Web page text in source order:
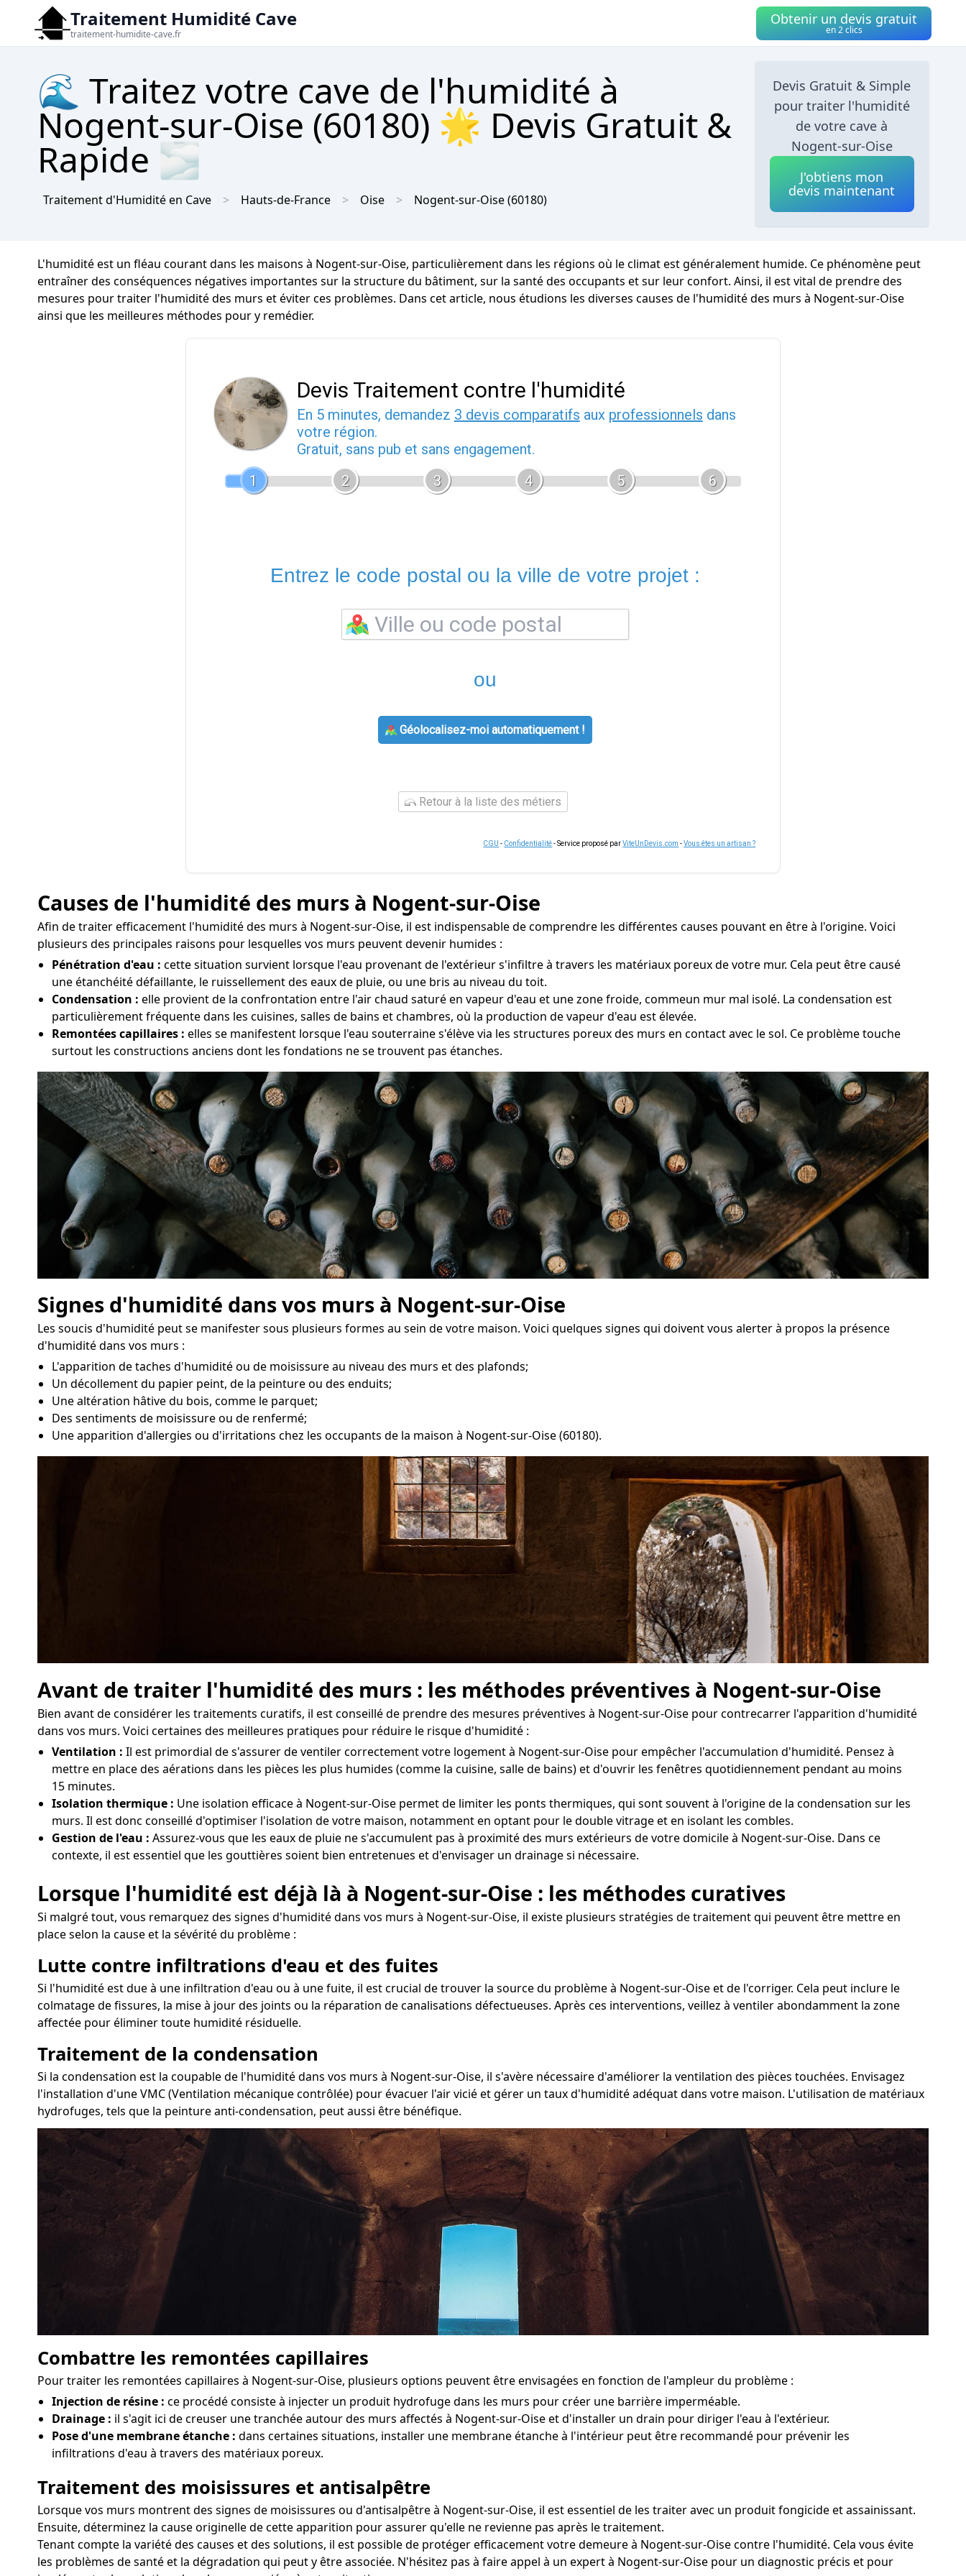
Traitement Humidité Cave
traitement-humidite-cave.fr
Obtenir un devis gratuit
en 2 clics
🌊 Traitez votre cave de l'humidité à
Nogent-sur-Oise (60180) 🌟 Devis Gratuit &
Rapide 🌫
Traitement d'Humidité en Cave Hauts-de-France Oise Nogent-sur-Oise(60180)
Devis Gratuit & Simple
pour traiter l'humidité
de votre cave à
Nogent-sur-Oise
J'obtiens mon
devis maintenant
L'humidité est un fléau courant dans les maisons à Nogent-sur-Oise, particulièrement dans les régions où le climat est généralement humide. Ce phénomène peut
entraîner des conséquences négatives importantes sur la structure du bâtiment, sur la santé des occupants et sur leur confort. Ainsi, il est vital de prendre des
mesures pour traiter l'humidité des murs et éviter ces problèmes. Dans cet article, nous étudions les diverses causes de l'humidité des murs à Nogent-sur-Oise
ainsi que les meilleures méthodes pour y remédier.
Devis Traitement contre l'humidité
En 5 minutes, demandez 3 devis comparatifs aux professionnels dans
votre région.
Gratuit, sans pub et sans engagement.
1
2 3 4 5 6
Entrez le code postal ou la ville de votre projet :
ou
Géolocalisez-moi automatiquement !
Retour à la liste des métiers
CGU - Confidentialité- Service proposé parViteUnDevis.com -Vous êtes un artisan ?
Causes de l'humidité des murs à Nogent-sur-Oise
Afin de traiter efficacement l'humidité des murs à Nogent-sur-Oise, il est indispensable de comprendre les différentes causes pouvant en être à l'origine. Voici
plusieurs des principales raisons pour lesquelles vos murs peuvent devenir humides :
Pénétration d'eau : cette situation survient lorsque l'eau provenant de l'extérieur s'infiltre à travers les matériaux poreux de votre mur. Cela peut être causé
une étanchéité défaillante, le ruissellement des eaux de pluie, ou une bris au niveau du toit.
Condensation : elle provient de la confrontation entre l'air chaud saturé en vapeur d'eau et une zone froide, commeun mur mal isolé. La condensation est
particulièrement fréquente dans les cuisines, salles de bains et chambres, où la production de vapeur d'eau est élevée.
Remontées capillaires : elles se manifestent lorsque l'eau souterraine s'élève via les structures poreux des murs en contact avec le sol. Ce problème touche
surtout les constructions anciens dont les fondations ne se trouvent pas étanches.
Signes d'humidité dans vos murs à Nogent-sur-Oise
Les soucis d'humidité peut se manifester sous plusieurs formes au sein de votre maison. Voici quelques signes qui doivent vous alerter à propos la présence
d'humidité dans vos murs :
L'apparition de taches d'humidité ou de moisissure au niveau des murs et des plafonds;
Un décollement du papier peint, de la peinture ou des enduits;
Une altération hâtive du bois, comme le parquet;
Des sentiments de moisissure ou de renfermé;
Une apparition d'allergies ou d'irritations chez les occupants de la maison à Nogent-sur-Oise (60180).
Avant de traiter l'humidité des murs : les méthodes préventives à Nogent-sur-Oise
Bien avant de considérer les traitements curatifs, il est conseillé de prendre des mesures préventives à Nogent-sur-Oise pour contrecarrer l'apparition d'humidité
dans vos murs. Voici certaines des meilleures pratiques pour réduire le risque d'humidité :
Ventilation : Il est primordial de s'assurer de ventiler correctement votre logement à Nogent-sur-Oise pour empêcher l'accumulation d'humidité. Pensez à
mettre en place des aérations dans les pièces les plus humides (comme la cuisine, salle de bains) et d'ouvrir les fenêtres quotidiennement pendant au moins
15 minutes.
Isolation thermique : Une isolation efficace à Nogent-sur-Oise permet de limiter les ponts thermiques, qui sont souvent à l'origine de la condensation sur les
murs. Il est donc conseillé d'optimiser l'isolation de votre maison, notamment en optant pour le double vitrage et en isolant les combles.
Gestion de l'eau : Assurez-vous que les eaux de pluie ne s'accumulent pas à proximité des murs extérieurs de votre domicile à Nogent-sur-Oise. Dans ce
contexte, il est essentiel que les gouttières soient bien entretenues et d'envisager un drainage si nécessaire.
Lorsque l'humidité est déjà là à Nogent-sur-Oise : les méthodes curatives
Si malgré tout, vous remarquez des signes d'humidité dans vos murs à Nogent-sur-Oise, il existe plusieurs stratégies de traitement qui peuvent être mettre en
place selon la cause et la sévérité du problème :
Lutte contre infiltrations d'eau et des fuites
Si l'humidité est due à une infiltration d'eau ou à une fuite, il est crucial de trouver la source du problème à Nogent-sur-Oise et de l'corriger. Cela peut inclure le
colmatage de fissures, la mise à jour des joints ou la réparation de canalisations défectueuses. Après ces interventions, veillez à ventiler abondamment la zone
affectée pour éliminer toute humidité résiduelle.
Traitement de la condensation
Si la condensation est la coupable de l'humidité dans vos murs à Nogent-sur-Oise, il s'avère nécessaire d'améliorer la ventilation des pièces touchées. Envisagez
l'installation d'une VMC (Ventilation mécanique contrôlée) pour évacuer l'air vicié et gérer un taux d'humidité adéquat dans votre maison. L'utilisation de matériaux
hydrofuges, tels que la peinture anti-condensation, peut aussi être bénéfique.
Combattre les remontées capillaires
Pour traiter les remontées capillaires à Nogent-sur-Oise, plusieurs options peuvent être envisagées en fonction de l'ampleur du problème :
Injection de résine : ce procédé consiste à injecter un produit hydrofuge dans les murs pour créer une barrière imperméable.
Drainage : il s'agit ici de creuser une tranchée autour des murs affectés à Nogent-sur-Oise et d'installer un drain pour diriger l'eau à l'extérieur.
Pose d'une membrane étanche : dans certaines situations, installer une membrane étanche à l'intérieur peut être recommandé pour prévenir les
infiltrations d'eau à travers des matériaux poreux.
Traitement des moisissures et antisalpêtre
Lorsque vos murs montrent des signes de moisissures ou d'antisalpêtre à Nogent-sur-Oise, il est essentiel de les traiter avec un produit fongicide et assainissant.
Ensuite, déterminez la cause originelle de cette apparition pour assurer qu'elle ne revienne pas après le traitement.
Tenant compte la variété des causes et des solutions, il est possible de protéger efficacement votre demeure à Nogent-sur-Oise contre l'humidité. Cela vous évite
les problèmes de santé et la dégradation qui peut y être associée. N'hésitez pas à faire appel à un expert à Nogent-sur-Oise pour un diagnostic précis et pour